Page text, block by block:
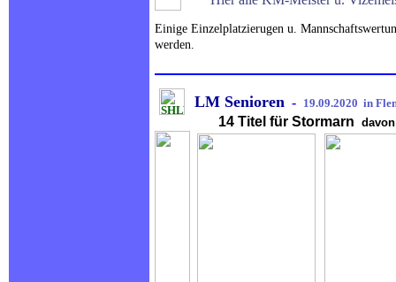
Einige Einzelplatzierugen u.
werden.
LM Senioren - 19.09.2020 in
14 Titel für Stormarn